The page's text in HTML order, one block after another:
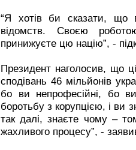
“Я хотів би сказати, що
відомств. Своєю
принижуєте цю націю”, -
Президент наголосив, що
сподівань 46 мільйонів
бо ви непрофесійні, бо
боротьбу з корупцією, і ви
так далі, знаєте чому –
жахливого процесу”, -